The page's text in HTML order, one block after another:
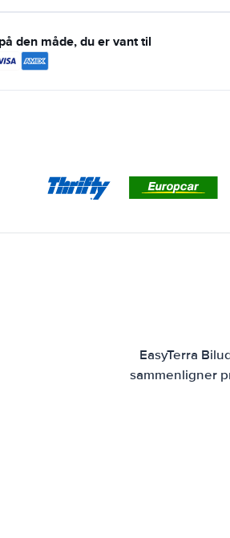
den måde, du er vant til
EasyTerra
sammenligner